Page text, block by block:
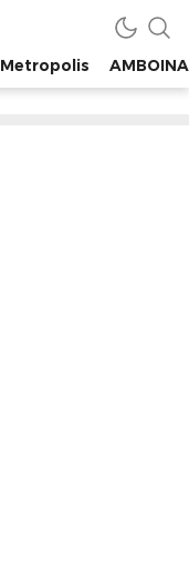
Metropolis AMBOINA